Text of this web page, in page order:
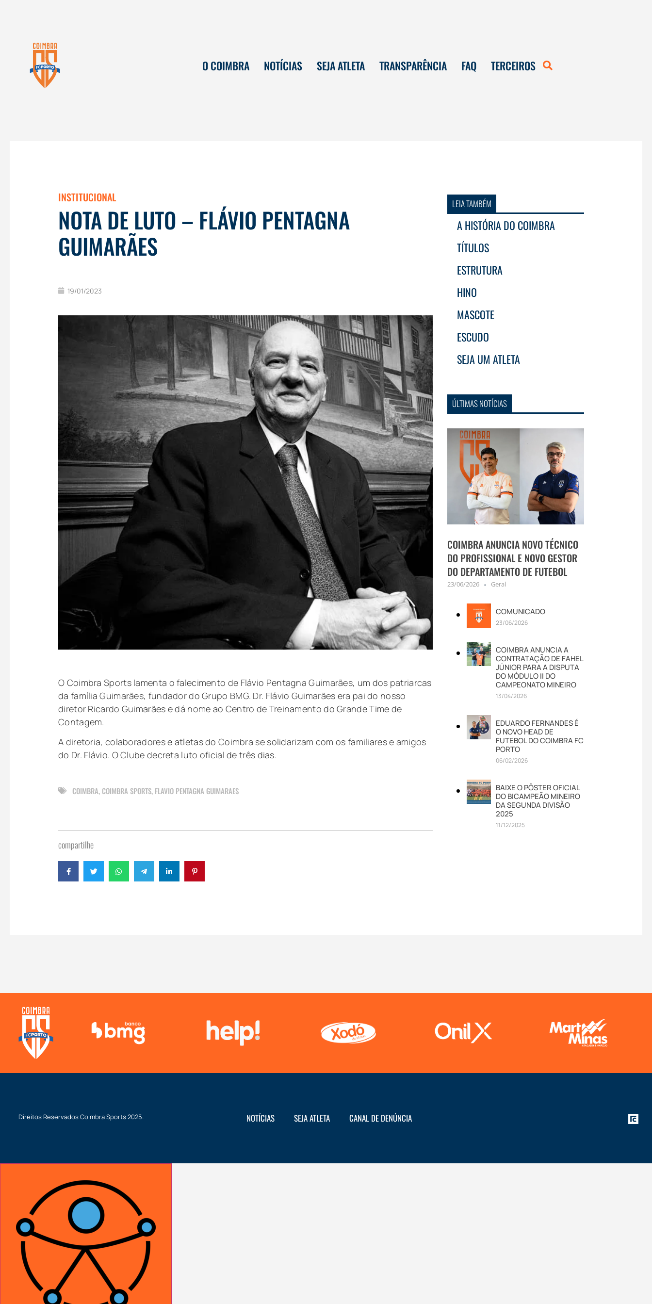
O COIMBRA NOTÍCIAS SEJA ATLETA TRANSPARÊNCIA FAQ TERCEIROS
INSTITUCIONAL
NOTA DE LUTO – FLÁVIO PENTAGNA
GUIMARÃES
19/01/2023
O Coimbra Sports lamenta o falecimento de Flávio Pentagna Guimarães, um dos patriarcas
da família Guimarães, fundador do Grupo BMG. Dr. Flávio Guimarães era pai do nosso
diretor Ricardo Guimarães e dá nome ao Centro de Treinamento do Grande Time de
Contagem.
A diretoria, colaboradores e atletas do Coimbra se solidarizam com os familiares e amigos
do Dr. Flávio. O Clube decreta luto oficial de três dias.
COIMBRA, COIMBRA SPORTS, FLAVIO PENTAGNA GUIMARAES
compartilhe
LEIA TAMBÉM
A HISTÓRIA DO COIMBRA
TÍTULOS
ESTRUTURA
HINO
MASCOTE
ESCUDO
SEJA UM ATLETA
ÚLTIMAS NOTÍCIAS
COIMBRA ANUNCIA NOVO TÉCNICO
DO PROFISSIONAL E NOVO GESTOR
DO DEPARTAMENTO DE FUTEBOL
23/06/2026 Geral
COMUNICADO
23/06/2026
COIMBRA ANUNCIA A
CONTRATAÇÃO DE FAHEL
JÚNIOR PARA A DISPUTA
DO MÓDULO II DO
CAMPEONATO MINEIRO
13/04/2026
EDUARDO FERNANDES É
O NOVO HEAD DE
FUTEBOL DO COIMBRA FC
PORTO
06/02/2026
BAIXE O PÔSTER OFICIAL
DO BICAMPEÃO MINEIRO
DA SEGUNDA DIVISÃO
2025
11/12/2025
Direitos ReservadosCoimbra Sports2025. NOTÍCIAS SEJA ATLETA CANAL DE DENÚNCIA